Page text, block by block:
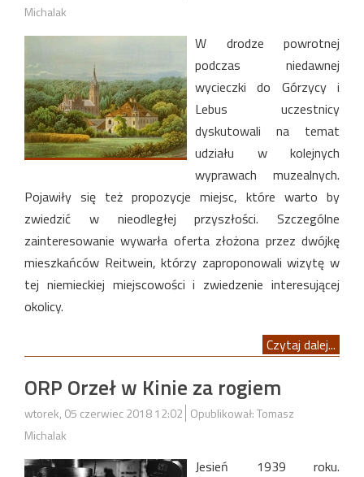
Michalak
W drodze powrotnej
podczas niedawnej
wycieczki do Górzycy i
Lebus uczestnicy
dyskutowali na temat
udziału w kolejnych
wyprawach muzealnych.
Pojawiły się też propozycje miejsc, które warto by
zwiedzić w nieodległej przyszłości. Szczególne
zainteresowanie wywarła oferta złożona przez dwójkę
mieszkańców Reitwein, którzy zaproponowali wizytę w
tej niemieckiej miejscowości i zwiedzenie interesującej
okolicy.
Czytaj dalej...
ORP Orzeł w Kinie za rogiem
wtorek, 05 czerwiec 2018 12:02 Opublikował: Tomasz
Michalak
Jesień 1939 roku.